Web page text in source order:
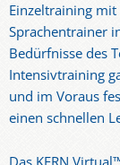
Einzeltraining
Sprachentrainer
Bedürfnisse des
Intensivtraining
und im Voraus
einen schnellen